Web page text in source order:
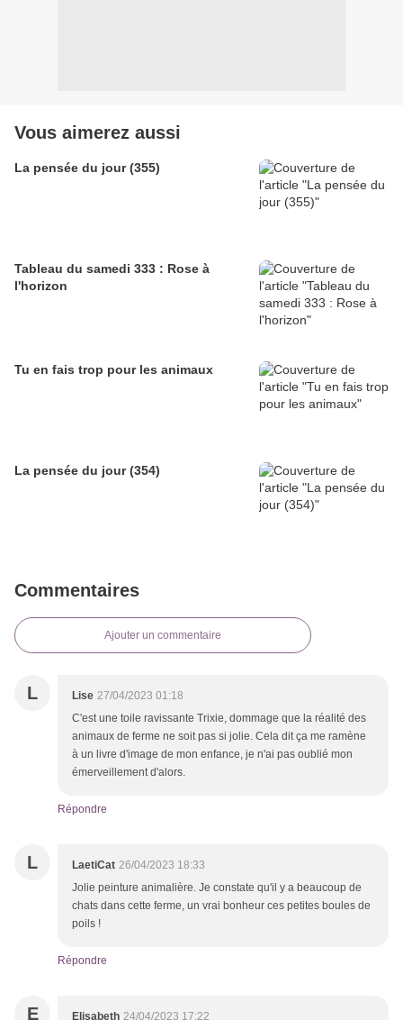
Vous aimerez aussi
La pensée du jour (355)
Tableau du samedi 333 : Rose à
l'horizon
Tu en fais trop pour les animaux
La pensée du jour (354)
Commentaires
Ajouter un commentaire
L Lise 27/04/2023 01:18
C'est une toile ravissante Trixie, dommage que la réalité des
animaux de ferme ne soit pas si jolie. Cela dit ça me ramène
à un livre d'image de mon enfance, je n'ai pas oublié mon
émerveillement d'alors.
Répondre
L LaetiCat 26/04/2023 18:33
Jolie peinture animalière. Je constate qu'il y a beaucoup de
chats dans cette ferme, un vrai bonheur ces petites boules de
poils !
Répondre
E Elisabeth 24/04/2023 17:22